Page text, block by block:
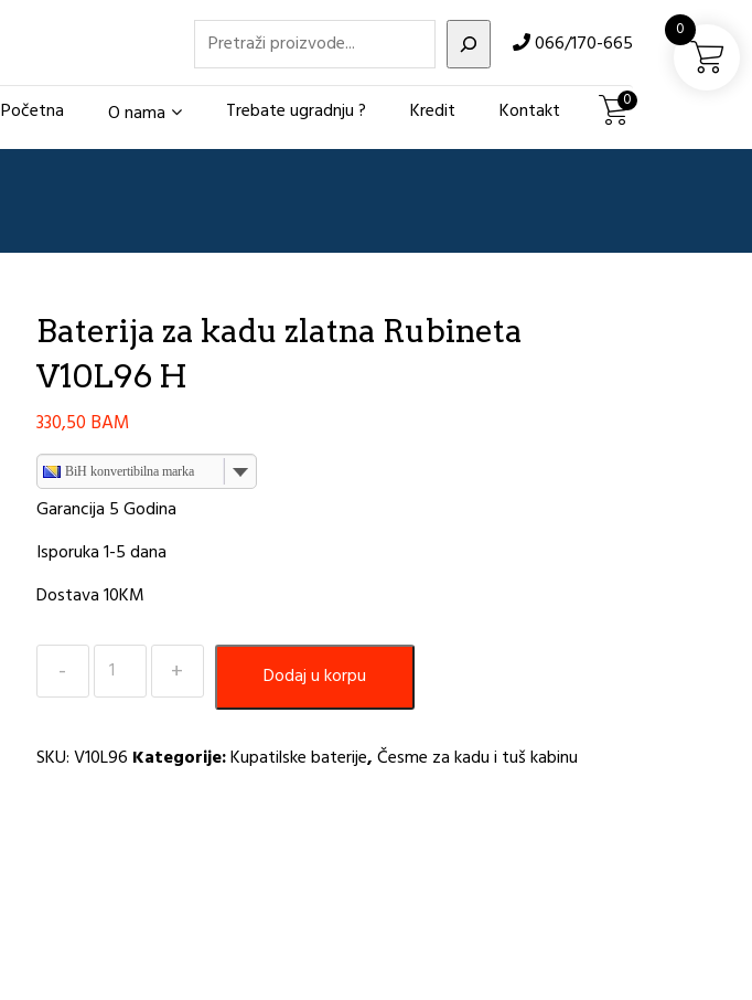
Pretraži 066/170-665
Početna O nama Trebate ugradnju ? Kredit Kontakt 0
Baterija za kadu zlatna Rubineta
V10L96 H
330,50 BAM
BiH konvertibilna marka
Garancija 5 Godina
Isporuka 1-5 dana
Dostava 10KM
Baterija
Rubineta
Dodaj u korpu
SKU:V10L96 Kategorije:Kupatilske baterije,Česme za kadu i tuš kabinu
0